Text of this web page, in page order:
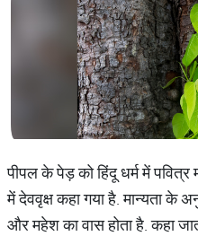
पीपल के पेड़ को हिंदू धर्म में पवित्र
में देववृक्ष कहा गया है. मान्यता के
और महेश का वास होता है. कहा